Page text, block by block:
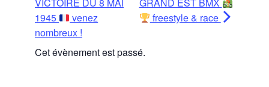
VICTOIRE DU 8 MAI
1945
venez
nombreux !
GRAND EST BMX
freestyle & race
Cet évènement est passé.